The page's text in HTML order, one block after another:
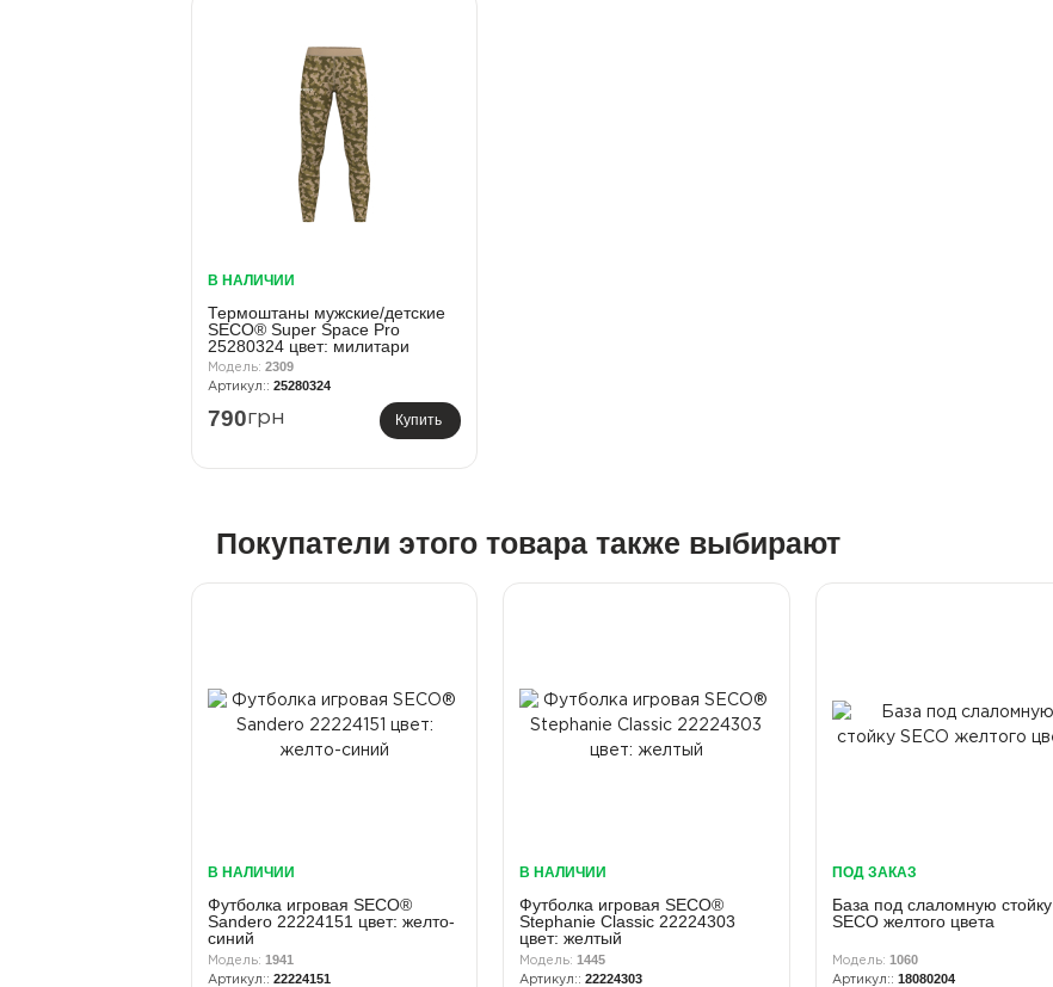
В НАЛИЧИИ
Термоштаны мужские/детские
SECO® Super Space Pro
25280324 цвет: милитари
2309
25280324
790грн Купить
Покупатели этого товара также выбирают
В НАЛИЧИИ
Футболка игровая SECO®
Sandero 22224151 цвет: желто-
синий
1941
22224151
В НАЛИЧИИ
Футболка игровая SECO®
Stephanie Classic 22224303
цвет: желтый
1445
22224303
ПОД ЗАКАЗ
База под слаломную стойку
SECO желтого цвета
1060
18080204